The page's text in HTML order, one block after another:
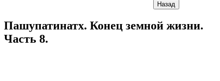
Назад
Пашупатинатх. Конец земной жизни.
Часть 8.